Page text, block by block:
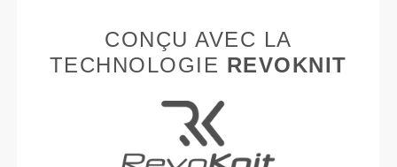
CONÇU AVEC LA
TECHNOLOGIE REVOKNIT